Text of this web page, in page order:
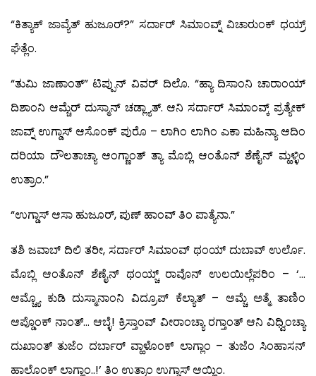
“ಕಿತ್ಯಾಕ್ ಜಾವ್ಯೆತ್ ಹುಜೂರ್?” ಸರ್ದಾರ್ ಸಿಮಾಂವ್ನ್ ವಿಚಾರುಂಕ್ ಧಯ್ರ್
ಘೆತ್ಲೆಂ.
“ತುಮಿ ಜಾಣಾಂತ್” ಟಿಪ್ಪುನ್ ವಿವರ್ ದಿಲೊ. “ಹ್ಯಾ ದಿಸಾಂನಿ ಚಾರಾಂಯ್
ದಿಶಾಂನಿ ಆಮ್ಚೆರ್ ದುಸ್ಮಾನ್ ಚಡ್ಲ್ಯಾತ್. ಆನಿ ಸರ್ದಾರ್ ಸಿಮಾಂವ್ಕ್ ಪ್ರತ್ಯೇಕ್
ಜಾವ್ನ್ ಉಗ್ಡಾಸ್ ಆಸೊಂಕ್ ಪುರೊ – ಲಾಗಿಂ ಲಾಗಿಂ ಎಕಾ ಮಹಿನ್ಯಾ ಆದಿಂ
ದರಿಯಾ ದೌಲತಾಚ್ಯಾ ಆಂಗ್ಣಾಂತ್ ತ್ಯಾ ಮೊಬ್ಲಿ ಆಂತೊನ್ ಶೆಣೈನ್ ಮ್ಹಳ್ಳಿಂ
ಉತ್ರಾಂ.”
“ಉಗ್ಡಾಸ್ ಆಸಾ ಹುಜೂರ್, ಪುಣ್ ಹಾಂವ್ ತಿಂ ಪಾತ್ಯೆನಾ.”
ತಶಿ ಜವಾಬ್ ದಿಲಿ ತರೀ, ಸರ್ದಾರ್ ಸಿಮಾಂವ್ ಥಂಯ್ ದುಬಾವ್ ಉರ್ಲೊ.
ಮೊಬ್ಲಿ ಆಂತೊನ್ ಶೆಣೈನ್ ಥಂಯ್ಚ್ ರಾವೊನ್ ಉಲಯಿಲ್ಲೆಪರಿಂ – ‘…
ಆಮ್ಚ್ಯೊ ಕುಡಿ ದುಸ್ಮಾನಾಂನಿ ವಿದ್ರೂಪ್ ಕೆಲ್ಯಾತ್ – ಆಮ್ಚೆ ಅತ್ಮೆ ತಾಣಿಂ
ಆಪ್ಡೊಂಕ್ ನಾಂತ್… ಆಬ್ಳೆ! ಕ್ರಿಸ್ತಾಂವ್ ವೀರಾಂಚ್ಯಾ ರಗ್ತಾಂತ್ ಆನಿ ವಿಧ್ವಿಂಚ್ಯಾ
ದುಖಾಂತ್ ತುಜೆಂ ದರ್ಬಾರ್ ವ್ಹಾಳೊಂಕ್ ಲಾಗ್ಲಾಂ – ತುಜೆಂ ಸಿಂಹಾಸನ್
ಹಾಲೊಂಕ್ ಲಾಗ್ಲಾಂ..!’ ತಿಂ ಉತ್ರಾಂ ಉಗ್ಡಾಸ್ ಆಯ್ಲಿಂ.